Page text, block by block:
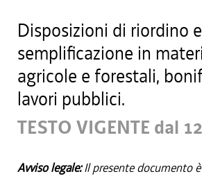
Disposizioni di riordino e
semplificazione in
agricole e forestali,
lavori pubblici.
TESTO VIGENTE dal
Avviso legale:Il presente documento